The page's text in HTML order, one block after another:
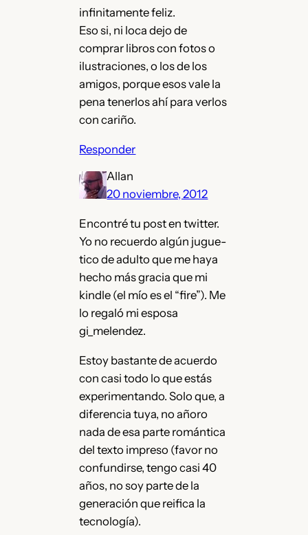
infinitamente feliz.
Eso si, ni loca dejo de
comprar libros con fotos o
ilustraciones, o los de los
amigos, porque esos vale la
pena tenerlos ahí para verlos
con cariño.
Responder
Allan
20 noviembre, 2012
Encontré tu post en twitter.
Yo no recuerdo algún jugue-
tico de adulto que me haya
hecho más gracia que mi
kindle (el mío es el “fire”). Me
lo regaló mi esposa
gi_melendez.
Estoy bastante de acuerdo
con casi todo lo que estás
experimentando. Solo que, a
diferencia tuya, no añoro
nada de esa parte romántica
del texto impreso (favor no
confundirse, tengo casi 40
años, no soy parte de la
generación que reifica la
tecnología).